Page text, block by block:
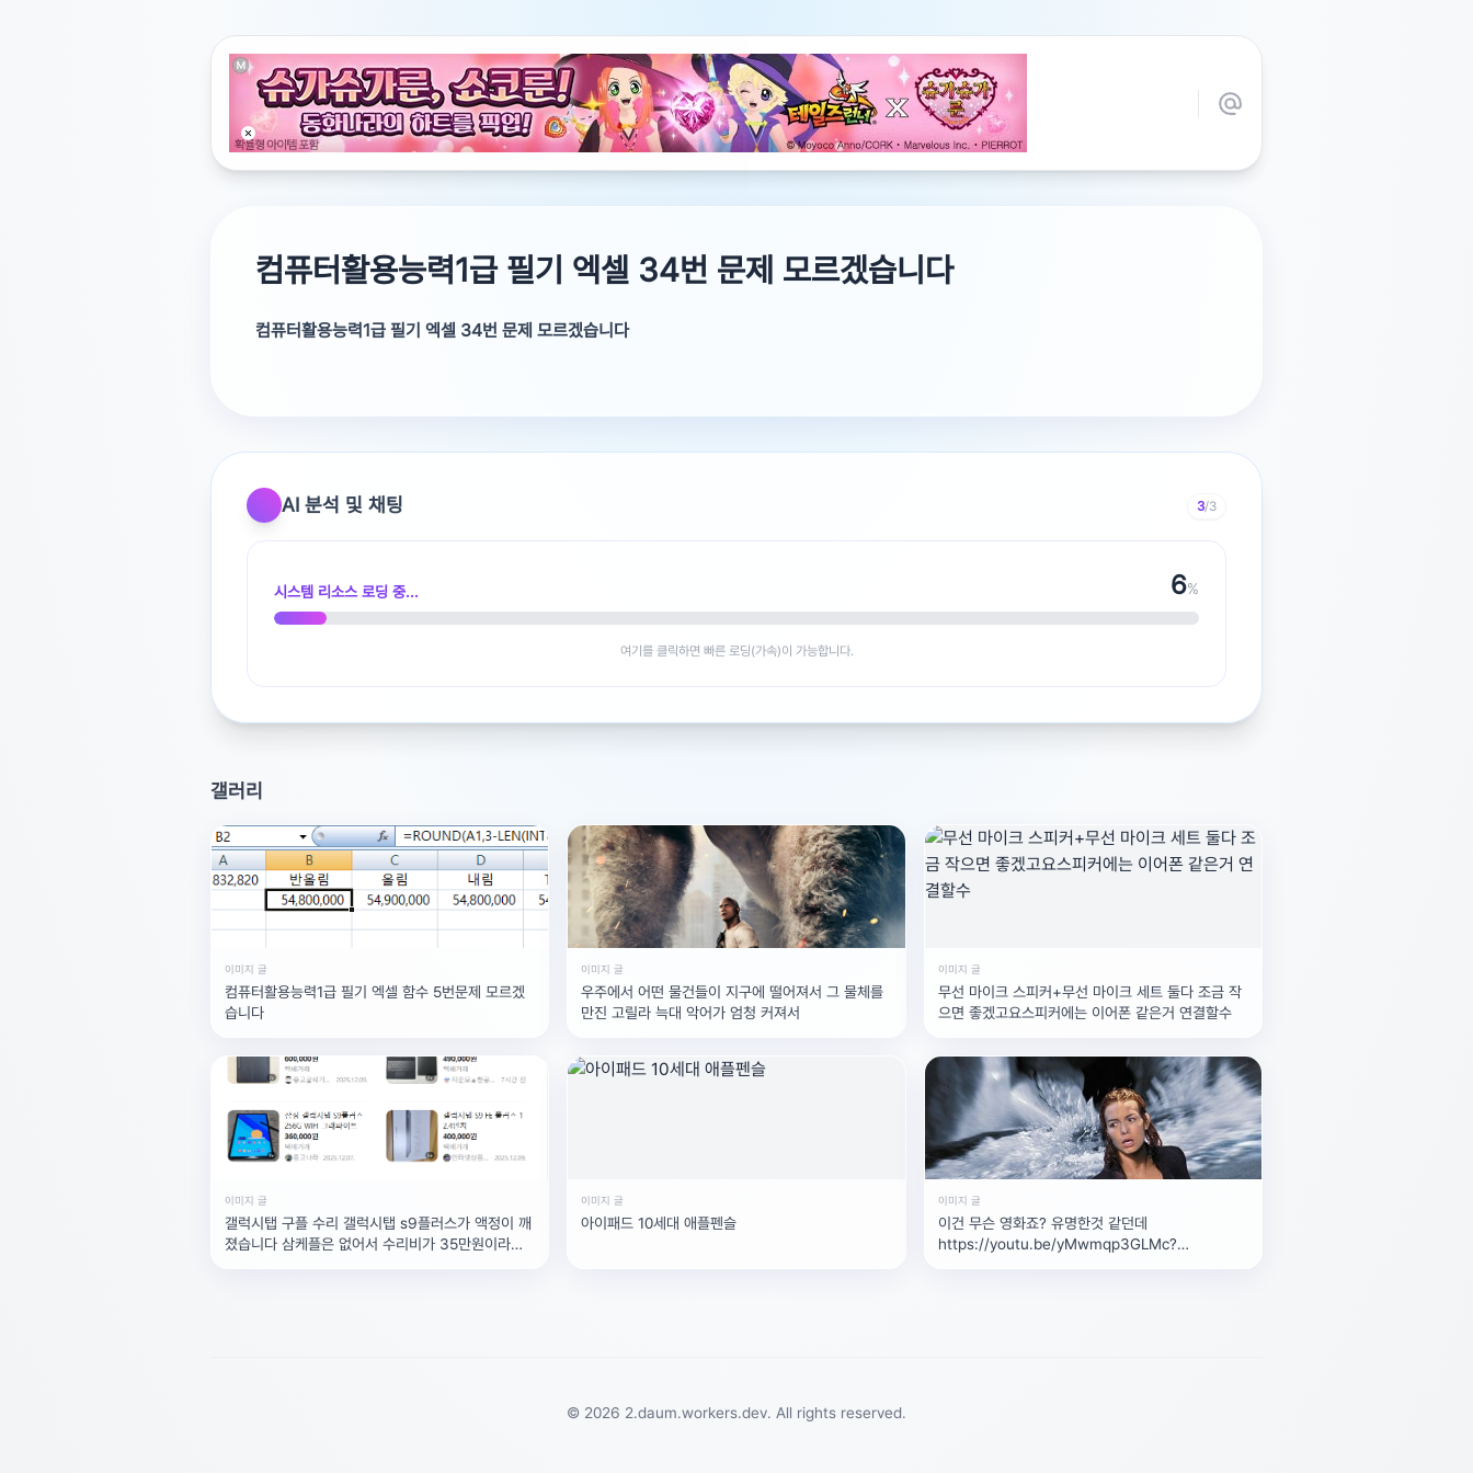
컴퓨터활용능력1급 필기 엑셀 34번 문제 모르겠습니다
컴퓨터활용능력1급 필기 엑셀 34번 문제 모르겠습니다
AI 분석 및 채팅 3/3
시스템 리소스 로딩 중... 7%
여기를 클릭하면 빠른 로딩(가속)이 가능합니다.
갤러리
이미지 글
컴퓨터활용능력1급 필기 엑셀 함수 5번문제 모르겠
습니다
이미지 글
우주에서 어떤 물건들이 지구에 떨어져서 그 물체를
만진 고릴라 늑대 악어가 엄청 커져서
이미지 글
무선 마이크 스피커+무선 마이크 세트 둘다 조금 작
으면 좋겠고요스피커에는 이어폰 같은거 연결할수
이미지 글
갤럭시탭 구플 수리 갤럭시탭 s9플러스가 액정이 깨
졌습니다 삼케플은 없어서 수리비가 35만원이라는
이미지 글
아이패드 10세대 애플펜슬
이미지 글
이건 무슨 영화죠? 유명한것 같던데
https://youtu.be/yMwmqp3GLMc?
© 2026 2.daum.workers.dev. All rights reserved.